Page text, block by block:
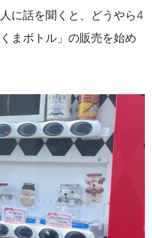
に話を聞くと、どうやら4
まボトル」の販売を始め